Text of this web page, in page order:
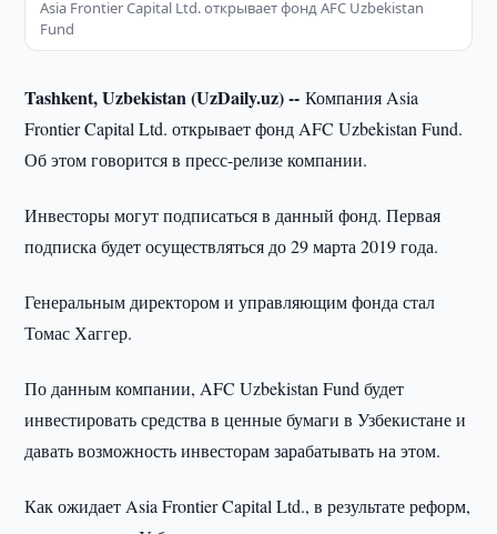
Asia Frontier Capital Ltd. открывает фонд AFC Uzbekistan
Fund
Tashkent, Uzbekistan (UzDaily.uz) --Компания Asia
Frontier Capital Ltd. открывает фонд AFC Uzbekistan Fund.
Об этом говорится в пресс-релизе компании.
Инвесторы могут подписаться в данный фонд. Первая
подписка будет осуществляться до 29 марта 2019 года.
Генеральным директором и управляющим фонда стал
Томас Хаггер.
По данным компании, AFC Uzbekistan Fund будет
инвестировать средства в ценные бумаги в Узбекистане и
давать возможность инвесторам зарабатывать на этом.
Как ожидает Asia Frontier Capital Ltd., в результате реформ,